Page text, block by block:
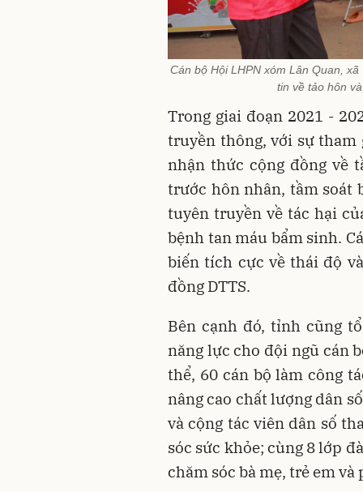
Cán bộ Hội LHPN xóm Lân Quan,
tin về tảo hôn
Trong giai đoạn 2021 -
truyền thông, với sự tham
nhận thức cộng đồng về
trước hôn nhân, tầm soát
tuyên truyền về tác hại
bệnh tan máu bẩm sinh.
biến tích cực về thái độ
đồng DTTS.
Bên cạnh đó, tỉnh cũng
năng lực cho đội ngũ cán
thể, 60 cán bộ làm công
nâng cao chất lượng dân
và cộng tác viên dân số
sóc sức khỏe; cùng 8 lớp
chăm sóc bà mẹ, trẻ em